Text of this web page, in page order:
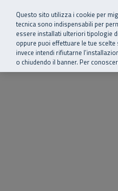
Vai al menu principale
Vai al contenuto principale
Vai al Footer
SuperAbile - il Contact Center
Home
Questo sito utilizza i cookie per
tecnica sono indispensabili per
essere installati ulteriori tipologie di
oppure puoi effettuare le tue scelte
invece intendi rifiutarne
o chiudendo il banner. Per